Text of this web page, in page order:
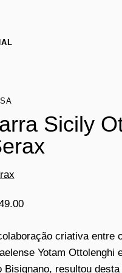
Sicily
criativa entre
Yotam Ottolenghi
Bisignano, resultou